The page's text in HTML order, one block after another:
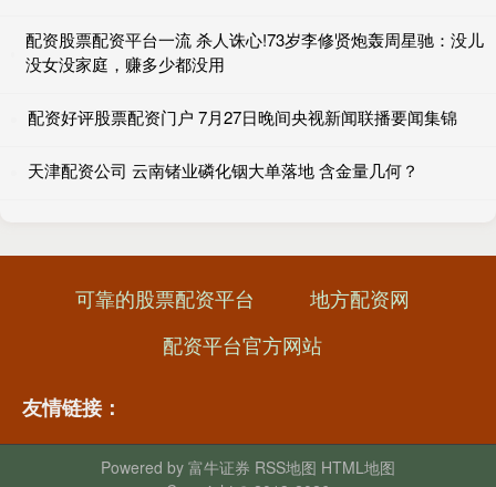
配资股票配资平台一流 杀人诛心!73岁李修贤炮轰周星驰：没儿
没女没家庭，赚多少都没用
配资好评股票配资门户 7月27日晚间央视新闻联播要闻集锦
天津配资公司 云南锗业磷化铟大单落地 含金量几何？
可靠的股票配资平台
地方配资网
配资平台官方网站
友情链接：
Powered by 富牛证券 RSS地图 HTML地图